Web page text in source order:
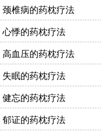
颈椎病的药枕疗法
心悸的药枕疗法
高血压的药枕疗法
失眠的药枕疗法
健忘的药枕疗法
郁证的药枕疗法